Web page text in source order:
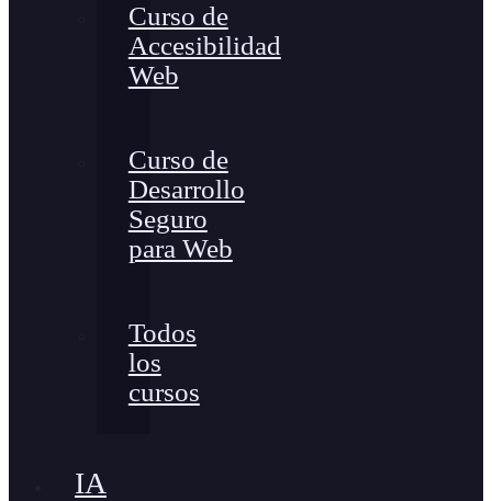
Curso de
Accesibilidad
Web
Curso de
Desarrollo
Seguro
para Web
Todos
los
cursos
IA